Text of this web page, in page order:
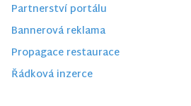
Partnerství portálu
Bannerová reklama
Propagace restaurace
Řádková inzerce